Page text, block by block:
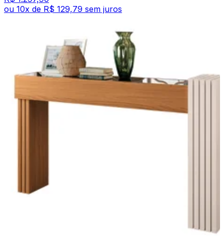
ou 10x de R$ 129,79 sem juros